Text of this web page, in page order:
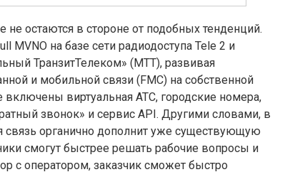
остаются в стороне от подобных тенденций.
MVNO на базе сети радиодоступа Tele 2 и
ТранзитТелеком» (МТТ), развивая
и мобильной связи (FMC) на собственной
виртуальная АТС, городские номера,
звонок» и сервис API. Другими словами, в
органично дополнит уже существующую
смогут быстрее решать рабочие вопросы и
с оператором, заказчик сможет быстро